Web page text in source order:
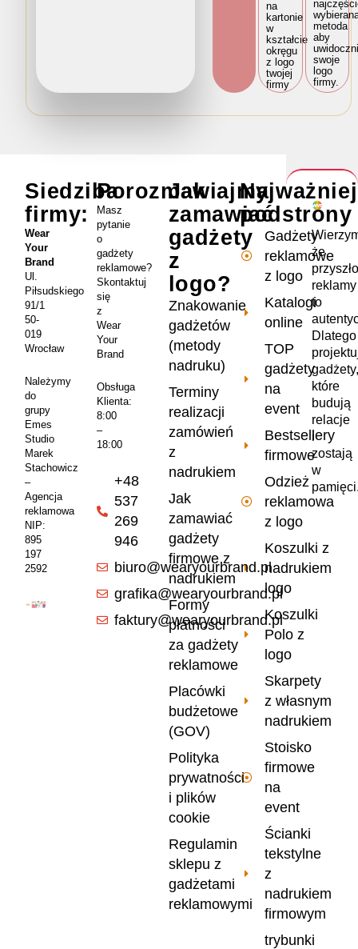
na
kartonie
w
kształcie
okręgu
z logo
twojej
firmy
metoda
aby
swoje
logo
firmy.
że
reklamy
to
Dlatego
gadżety,
które
budują
relacje
i
zostają
w
podstrony
Gadżety
reklamowe
z logo
Katalogi
online
TOP
gadżety
na
event
Bestsellery
firmowe
Odzież
reklamowa
z logo
Koszulki z
nadrukiem
logo
Koszulki
Polo z
logo
Skarpety
z własnym
nadrukiem
Stoisko
firmowe
na
event
Ścianki
tekstylne
z
nadrukiem
firmowym
trybunki
Jak
zamawiać
gadżety
z
logo?
Znakowanie
gadżetów
(metody
nadruku)
Terminy
realizacji
zamówień
z
nadrukiem
Jak
zamawiać
gadżety
firmowe z
nadrukiem
Formy
płatności
za gadżety
reklamowe
Placówki
budżetowe
(GOV)
Polityka
prywatności
i plików
cookie
Regulamin
sklepu z
gadżetami
reklamowymi
Porozmawiajmy
Masz
pytanie
o
gadżety
reklamowe?
Skontaktuj
się
z
Wear
Your
Brand
Obsługa
Klienta:
8:00
–
18:00
+48
537
269
946
biuro@wearyourbrand.pl
grafika@wearyourbrand.pl
faktury@wearyourbrand.pl
Siedziba
firmy:
Wear
Your
Brand
Ul.
Piłsudskiego
91/1
50-
019
Wrocław
Należymy
do
grupy
Emes
Studio
Marek
Stachowicz
–
Agencja
reklamowa
NIP:
895
197
2592